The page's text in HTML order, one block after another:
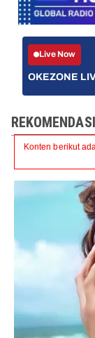
Live Now
OKEZONE